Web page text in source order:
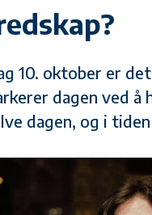
10. oktober er
dagen ved
dagen, og i